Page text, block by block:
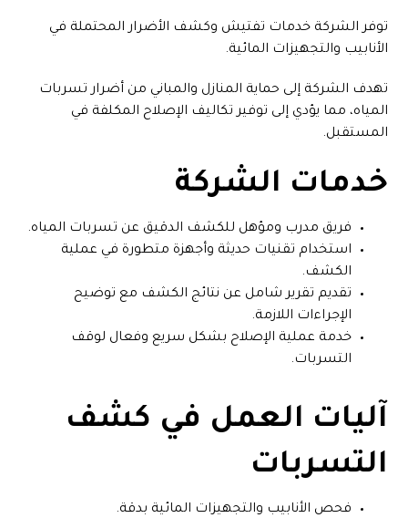
توفر الشركة خدمات تفتيش وكشف الأضرار المحتملة في
الأنابيب والتجهيزات المائية.
تهدف الشركة إلى حماية المنازل والمباني من أضرار تسربات
المياه، مما يؤدي إلى توفير تكاليف الإصلاح المكلفة في
المستقبل.
خدمات الشركة
فريق مدرب ومؤهل للكشف الدقيق عن تسربات المياه.
استخدام تقنيات حديثة وأجهزة متطورة في عملية
الكشف.
تقديم تقرير شامل عن نتائج الكشف مع توضيح
الإجراءات اللازمة.
خدمة عملية الإصلاح بشكل سريع وفعال لوقف
التسربات.
آليات العمل في كشف
التسربات
فحص الأنابيب والتجهيزات المائية بدقة.